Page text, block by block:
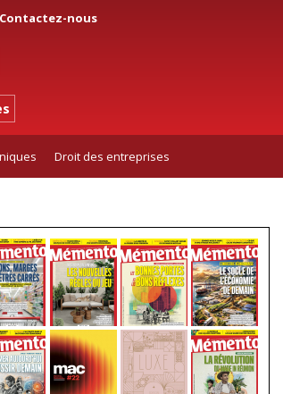
Contactez-nous
Droit des entreprises